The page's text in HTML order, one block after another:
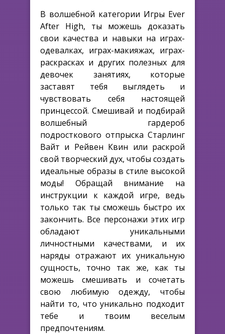
В волшебной категории Игры Ever
After High, ты можешь доказать
свои качества и навыки на играх-
одевалках, играх-макияжах, играх-
раскрасках и других полезных для
девочек занятиях, которые
заставят тебя выглядеть и
чувствовать себя настоящей
принцессой. Смешивай и подбирай
волшебный гардероб
подросткового отпрыска Старлинг
Вайт и Рейвен Квин или раскрой
свой творческий дух, чтобы создать
идеальные образы в стиле высокой
моды! Обращай внимание на
инструкции к каждой игре, ведь
только так ты сможешь быстро их
закончить. Все персонажи этих игр
обладают уникальными
личностными качествами, и их
наряды отражают их уникальную
сущность, точно так же, как ты
можешь смешивать и сочетать
свою любимую одежду, чтобы
найти то, что уникально подходит
тебе и твоим веселым
предпочтениям.